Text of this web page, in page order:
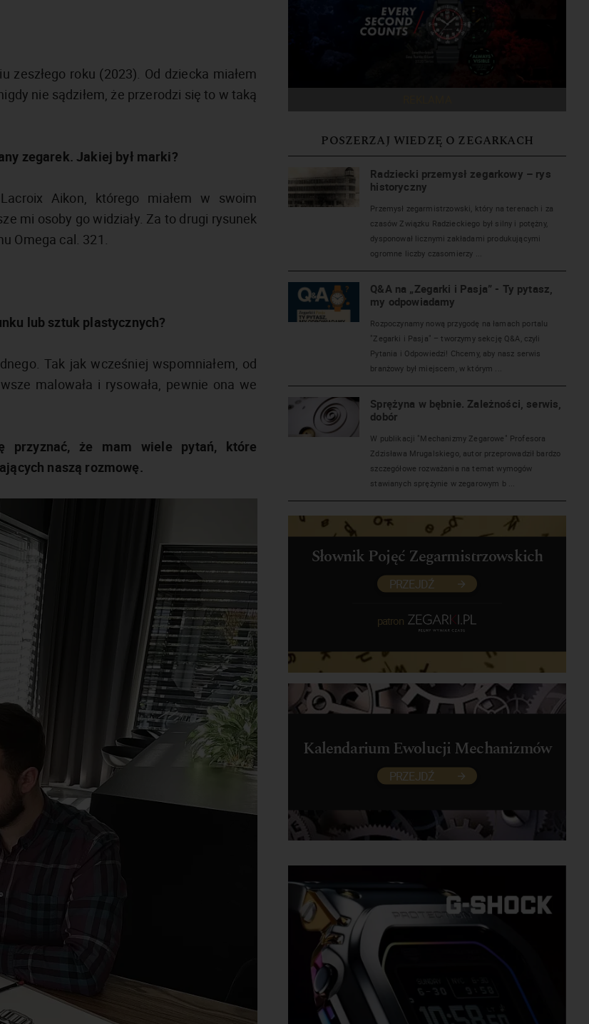
zeszłego roku (2023). Od dziecka miałem
nie sądziłem, że przerodzi się to w taką
zegarek. Jakiej był marki?
Aikon, którego miałem w swoim
mi osoby go widziały. Za to drugi rysunek
Omega cal. 321.
lub sztuk plastycznych?
Tak jak wcześniej wspomniałem, od
malowała i rysowała, pewnie ona we
przyznać, że mam wiele pytań, które
naszą rozmowę.
POSZERZAJ WIEDZĘ O ZEGARKACH
Radziecki przemysł zegarkowy – rys
historyczny
Przemysł zegarmistrzowski, który na terenach i za
czasów Związku Radzieckiego był silny i potężny,
dysponował licznymi zakładami produkującymi
ogromne liczby czasomierzy ...
Q&A na „Zegarki i Pasja” - Ty pytasz,
my odpowiadamy
Rozpoczynamy nową przygodę na łamach portalu
"Zegarki i Pasja" – tworzymy sekcję Q&A, czyli
Pytania i Odpowiedzi! Chcemy, aby nasz serwis
branżowy był miejscem, w którym ...
Sprężyna w bębnie. Zależności, serwis,
dobór
W publikacji "Mechanizmy Zegarowe" Profesora
Zdzisława Mrugalskiego, autor przeprowadził bardzo
szczegółowe rozważania na temat wymogów
stawianych sprężynie w zegarowym b ...
Słownik Pojęć Zegarmistrzowskich
PRZEJDŹ
patron
Kalendarium Ewolucji Mechanizmów
PRZEJDŹ